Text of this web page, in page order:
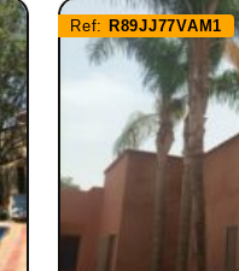
Ref: R89JJ77VAM1